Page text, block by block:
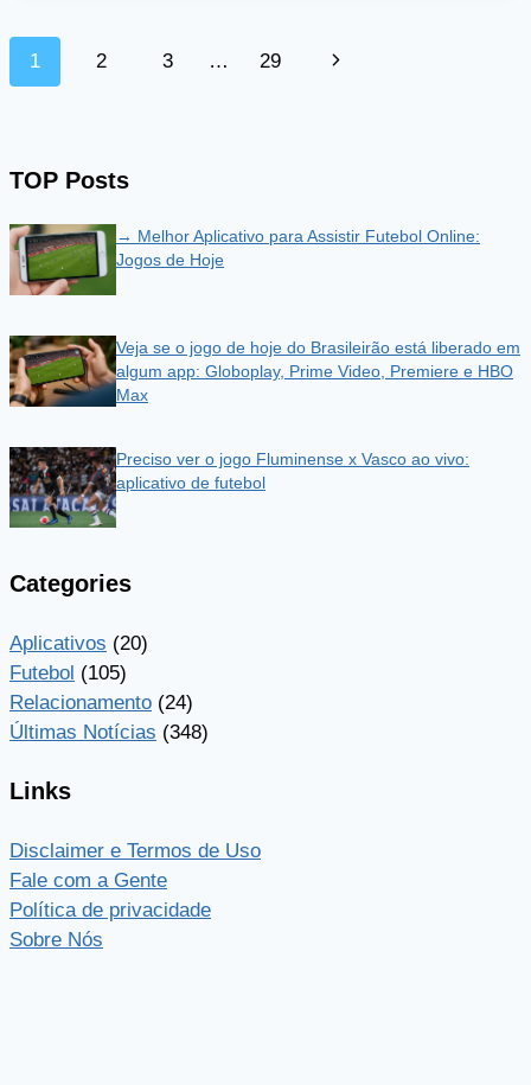
Page
navigation
1 2 3 … 29
Next
TOP Posts
→ Melhor Aplicativo para Assistir Futebol Online:
Jogos de Hoje
Veja se o jogo de hoje do Brasileirão está liberado em
algum app: Globoplay, Prime Video, Premiere e HBO
Max
Preciso ver o jogo Fluminense x Vasco ao vivo:
aplicativo de futebol
Categories
Aplicativos (20)
Futebol (105)
Relacionamento (24)
Últimas Notícias (348)
Links
Disclaimer e Termos de Uso
Fale com a Gente
Política de privacidade
Sobre Nós